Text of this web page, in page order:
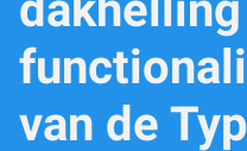
van de